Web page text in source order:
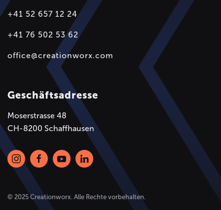
+41 52 657 12 24
+41 76 502 53 62
office@creationworx.com
Geschäftsadresse
Moserstrasse 48
CH-8200 Schaffhausen
© 2025 Creationworx. Alle Rechte vorbehalten.